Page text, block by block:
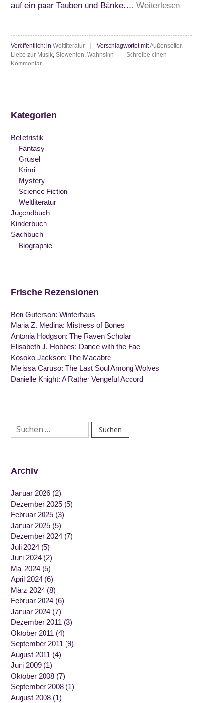
auf ein paar Tauben und Bänke.…Weiterlesen“Paulo
Veronika
beschließt
Veröffentlicht inWeltliteratur Verschlagwortet mitAußenseiter,
Liebe zur Musik,Slowenien,Wahnsinn
Schreibe einen
Kommentarzu
sterben
Kategorien
Belletristik
Fantasy
Grusel
Krimi
Mystery
Science Fiction
Weltliteratur
Jugendbuch
Kinderbuch
Sachbuch
Biographie
Frische Rezensionen
Ben Guterson: Winterhaus
Maria Z. Medina: Mistress of Bones
Antonia Hodgson: The Raven Scholar
Elisabeth J. Hobbes: Dance with the Fae
Kosoko Jackson: The Macabre
Melissa Caruso: The Last Soul Among Wolves
Danielle Knight: A Rather Vengeful Accord
Suchen
nach:
Archiv
Januar 2026 (2)
Dezember 2025 (5)
Februar 2025 (3)
Januar 2025 (5)
Dezember 2024 (7)
Juli 2024 (5)
Juni 2024 (2)
Mai 2024 (5)
April 2024 (6)
März 2024 (8)
Februar 2024 (6)
Januar 2024 (7)
Dezember 2011 (3)
Oktober 2011 (4)
September 2011 (9)
August 2011 (4)
Juni 2009 (1)
Oktober 2008 (7)
September 2008 (1)
August 2008 (1)